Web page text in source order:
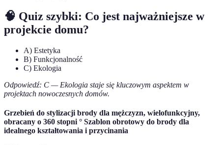
🧠 Quiz szybki: Co jest najważniejsze w
projekcie domu?
A) Estetyka
B) Funkcjonalność
C) Ekologia
Odpowiedź: C — Ekologia staje się kluczowym aspektem w
projektach nowoczesnych domów.
Grzebień do stylizacji brody dla mężczyzn, wielofunkcyjny,
obracany o 360 stopni ° Szablon obrotowy do brody dla
idealnego kształtowania i przycinania